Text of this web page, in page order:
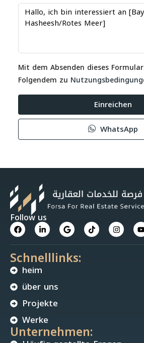
Mit dem Absenden dieses
Folgendem zu
Einreichen
WhatsApp
Follow us
Schnelllinks:
heim
über uns
Projekte
Werke
Unternehmen: